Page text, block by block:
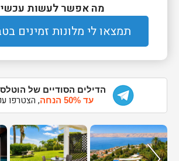
מה אפשר לעשות
תמצאו לי מלונות זמינים
הדילים הסודיים של
עד 50% הנחה
, הצטרפו